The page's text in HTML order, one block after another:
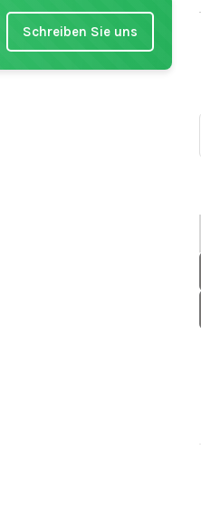
Schreiben Sie uns